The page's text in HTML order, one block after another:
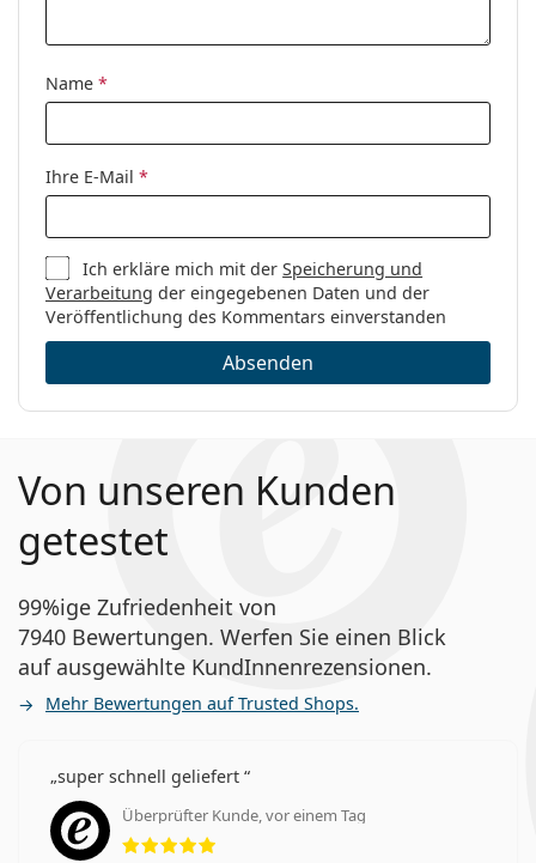
Name *
Ihre E-Mail *
Ich erkläre mich mit derSpeicherung und
Verarbeitung der eingegebenen Daten und der
Veröffentlichung des Kommentars einverstanden
Absenden
Von unseren Kunden
getestet
99%ige Zufriedenheit von
7940 Bewertungen. Werfen Sie einen Blick
auf ausgewählte KundInnenrezensionen.
Mehr Bewertungen auf Trusted Shops.
super schnell geliefert
Überprüfter Kunde, vor einem Tag
Bewertung 5 aus 5